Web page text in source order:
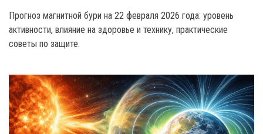
Прогноз магнитной бури на 22 февраля 2026 года: уровень
активности, влияние на здоровье и технику, практические
советы по защите.